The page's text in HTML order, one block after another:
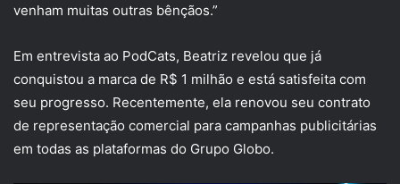
venham muitas outras bênçãos.”
Em entrevista ao PodCats, Beatriz revelou que já
conquistou a marca de R$ 1 milhão e está satisfeita com
seu progresso. Recentemente, ela renovou seu contrato
de representação comercial para campanhas publicitárias
em todas as plataformas do Grupo Globo.